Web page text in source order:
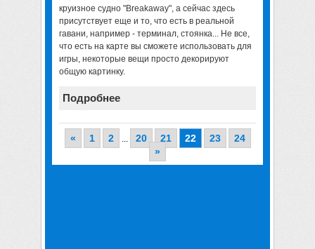
круизное судно "Breakaway", а сейчас здесь
присутствует еще и то, что есть в реальной
гавани, например - терминал, стоянка... Не все,
что есть на карте вы сможете использовать для
игры, некоторые вещи просто декорируют
общую картинку.
Подробнее
« 1 2 ... 20 21 22 23
24
»